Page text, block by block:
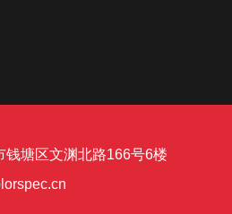
钱塘区文渊北路166号6楼